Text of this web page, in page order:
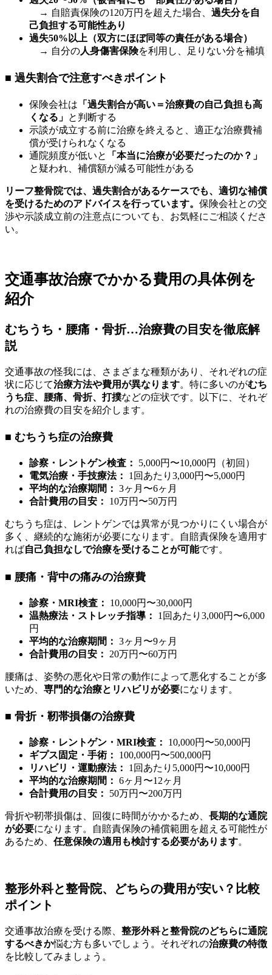
→ 自賠責保険の120万円を超えた場合、 過失分を自
己負担する可能性あり
過失50%以上（双方にほぼ同等の責任がある場合）
→ 自分の人身傷害保険を利用し、足りない分を補填
■ 過失割合で注意すべきポイント
保険会社は 「過失割合が高い＝治療費の自己負担も高
くなる」 と判断する
示談が成立する前に治療を終えると、適正な治療費補
償が受けられなくなる
通院頻度が低いと
「本当に治療が必要だったのか？」
と疑われ、補償額が減る可能性がある
リーフ整骨院では、過失割合があるケースでも、適切な補償
を受けるためのアドバイスを行っています。 保険会社との交
渉や示談成立前の注意点についても、お気軽にご相談くださ
い。
交通事故治療でかかる費用の具体例を
紹介
むちうち・腰痛・骨折…治療費の目安を徹底解
説
交通事故の怪我には、さまざまな種類があり、それぞれの症
状に応じて治療方法や費用が異なります。特に多いのがむち
うち症、腰痛、骨折、打撲などの症状です。以下に、それぞ
れの治療費の目安を紹介します。
■ むちうち症の治療費
診察・レントゲン検査：
5,000円〜10,000円（初回）
電気治療・手技療法：
1回あたり3,000円〜5,000円
平均的な治療期間： 3ヶ月〜6ヶ月
合計費用の目安：
10万円〜50万円
むちうち症は、レントゲンでは異常が見つかりにくい場合が
多く、継続的な施術が必要になります。自賠責保険を適用す
れば自己負担なしで治療を受けることが可能です。
■ 腰痛・背中の痛みの治療費
診察・MRI検査：
10,000円〜30,000円
温熱療法・ストレッチ指導：
1回あたり3,000円〜6,000
円
平均的な治療期間： 3ヶ月〜9ヶ月
合計費用の目安：
20万円〜60万円
腰痛は、姿勢の悪化や日常の動作によって悪化することが多
いため、 専門的な治療とリハビリが必要になります。
■ 骨折・靭帯損傷の治療費
診察・レントゲン・MRI検査：
10,000円〜50,000円
ギプス固定・手術：
100,000円〜500,000円
リハビリ・運動療法：
1回あたり5,000円〜10,000円
平均的な治療期間： 6ヶ月〜12ヶ月
合計費用の目安：
50万円〜200万円
骨折や靭帯損傷は、回復に時間がかかるため、 長期的な通院
が必要になります。自賠責保険の補償範囲を超える可能性が
あるため、 任意保険の適用も検討する必要があります。
整形外科と整骨院、どちらの費用が安い？比較
ポイント
交通事故治療を受ける際、 整形外科と整骨院のどちらに通院
するべきか悩む方も多いでしょう。それぞれの治療費の特徴
を比較してみましょう。